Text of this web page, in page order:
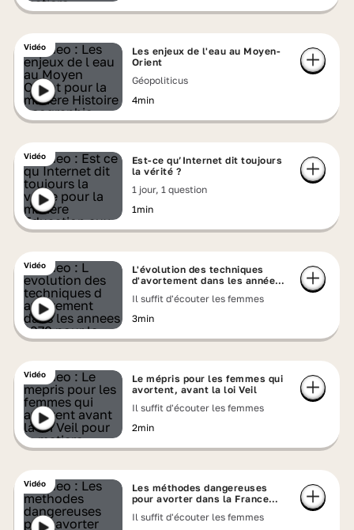
Vidéo
Les enjeux de l'eau au Moyen-
Orient
Géopoliticus
4min
Vidéo
Est-ce qu’Internet dit toujours
la vérité ?
1 jour, 1 question
1min
Vidéo
L'évolution des techniques
d'avortement dans les années
Il suffit d'écouter les femmes
3min
Vidéo
Le mépris pour les femmes qui
avortent, avant la loi Veil
Il suffit d'écouter les femmes
2min
Vidéo
Les méthodes dangereuses
pour avorter dans la France
Il suffit d'écouter les femmes